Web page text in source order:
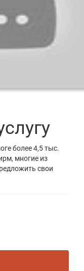
более 4,5 тыс.
многие из
свои